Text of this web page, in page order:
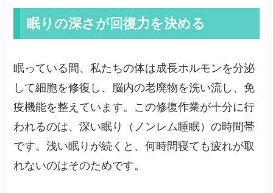
眠りの深さが回復力を決める
眠っている間、私たちの体は成長ホルモンを分泌
して細胞を修復し、脳内の老廃物を洗い流し、免
疫機能を整えています。この修復作業が十分に行
われるのは、深い眠り（ノンレム睡眠）の時間帯
です。浅い眠りが続くと、何時間寝ても疲れが取
れないのはそのためです。